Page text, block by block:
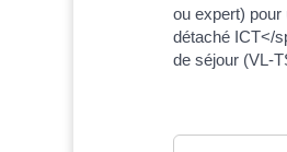
ou expert)
détaché ICT</
de séjour (VL-